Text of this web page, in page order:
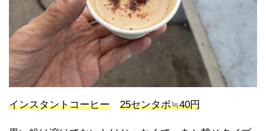
インスタントコーヒー 25センタボ≒40円